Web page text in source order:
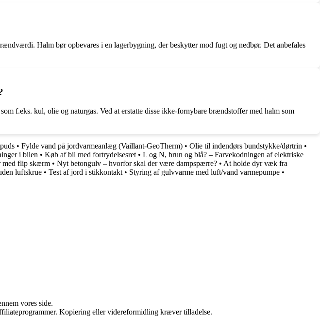
Halm bør opbevares i en lagerbygning, der beskytter mod fugt og nedbør. Det anbefales
f.eks. kul, olie og naturgas. Ved at erstatte disse ikke-fornybare brændstoffer med halm som
• Fylde vand på jordvarmeanlæg (Vaillant-GeoTherm) • Olie til indendørs bundstykke/dørtrin •
i bilen • Køb af bil med fortrydelsesret • L og N, brun og blå? – Farvekodningen af elektriske
med flip skærm • Nyt betongulv – hvorfor skal der være dampspærre? • At holde dyr væk fra
luftskrue • Test af jord i stikkontakt • Styring af gulvvarme med luft/vand varmepumpe •
vores side.
Kopiering eller videreformidling kræver tilladelse.